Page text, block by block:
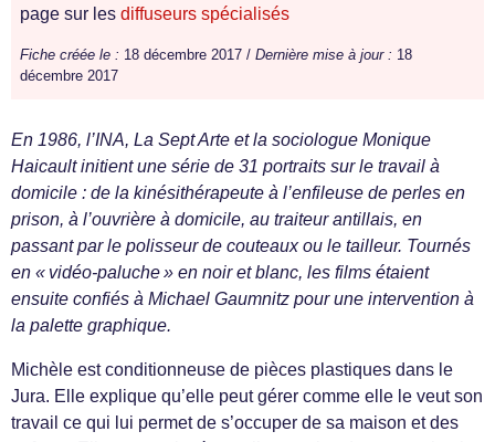
page sur les diffuseurs spécialisés
Fiche créée le : 18 décembre 2017 / Dernière mise à jour : 18
décembre 2017
En 1986, l’INA, La Sept Arte et la sociologue Monique
Haicault initient une série de 31 portraits sur le travail à
domicile : de la kinésithérapeute à l’enfileuse de perles en
prison, à l’ouvrière à domicile, au traiteur antillais, en
passant par le polisseur de couteaux ou le tailleur. Tournés
en « vidéo-paluche » en noir et blanc, les films étaient
ensuite confiés à Michael Gaumnitz pour une intervention à
la palette graphique.
Michèle est conditionneuse de pièces plastiques dans le
Jura. Elle explique qu’elle peut gérer comme elle le veut son
travail ce qui lui permet de s’occuper de sa maison et des